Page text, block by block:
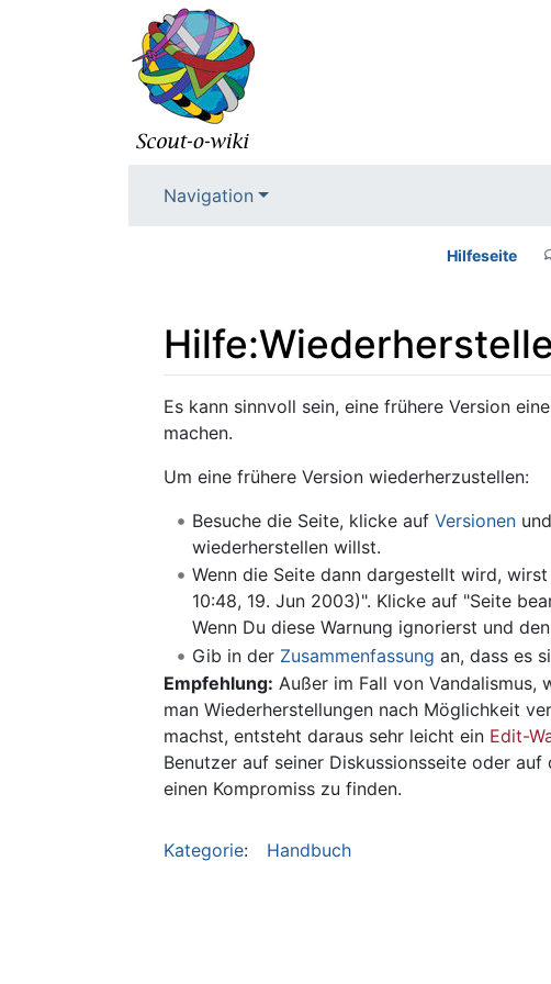
Navigation
Hilfeseite
Wechseln zu:Navigation,Suche
Es kann sinnvoll sein, eine frühere Version
machen.
Um eine frühere Version wiederherzustellen:
Besuche die Seite, klicke auf Versionen
wiederherstellen willst.
Wenn die Seite dann dargestellt wird,
10:48, 19. Jun 2003)". Klicke auf "Seite
Wenn Du diese Warnung ignorierst und
Gib in der Zusammenfassung an, dass es
Empfehlung: Außer im Fall von
man Wiederherstellungen nach Möglichkeit
machst, entsteht daraus sehr leicht ein Edit-
Benutzer auf seiner Diskussionsseite oder
einen Kompromiss zu finden.
Kategorie: Handbuch